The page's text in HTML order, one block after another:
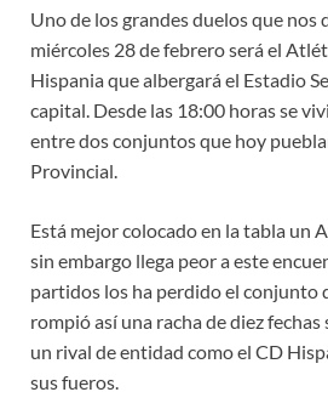
Uno de los grandes duelos que nos
miércoles 28 de febrero será el
Hispania que albergará el Estadio
capital. Desde las 18:00 horas se
entre dos conjuntos que hoy
Provincial.
Está mejor colocado en la tabla un
sin embargo llega peor a este
partidos los ha perdido el conjunto
rompió así una racha de diez
un rival de entidad como el CD
sus fueros.